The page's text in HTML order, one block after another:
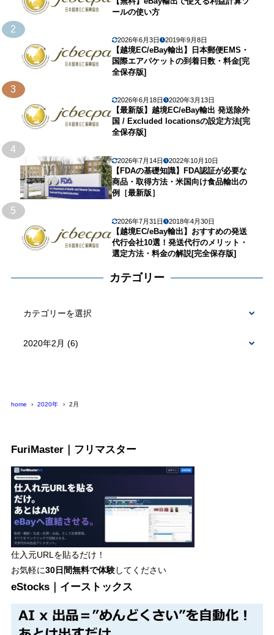
ールの使い方
2
2026年6月3日 2019年9月8日
【越境EC/eBay輸出】日本郵便EMS・
国際エアパケットの到着日数・料金[完
全保存版]
3
2026年6月18日 2020年3月13日
【最新版】越境EC/eBay輸出 発送除外
国 / Excluded locationsの設定方法[完
全保存版]
4
2026年7月14日 2022年10月10日
【FDAの基礎知識】FDA認証が必要な
商品・取得方法・米国向け食品輸出の
例［最新版］
5
2026年7月31日 2018年4月30日
【越境EC/eBay輸出】おすすめの発送
代行会社10選！発送代行のメリット・
選定方法・料金の解説[完全保存版]
カテゴリー
home 2020年 2月
FuriMaster｜フリマスター
仕入元URLを貼るだけ！
お気軽に30日間無料で体験してください
eStocks｜イーストックス